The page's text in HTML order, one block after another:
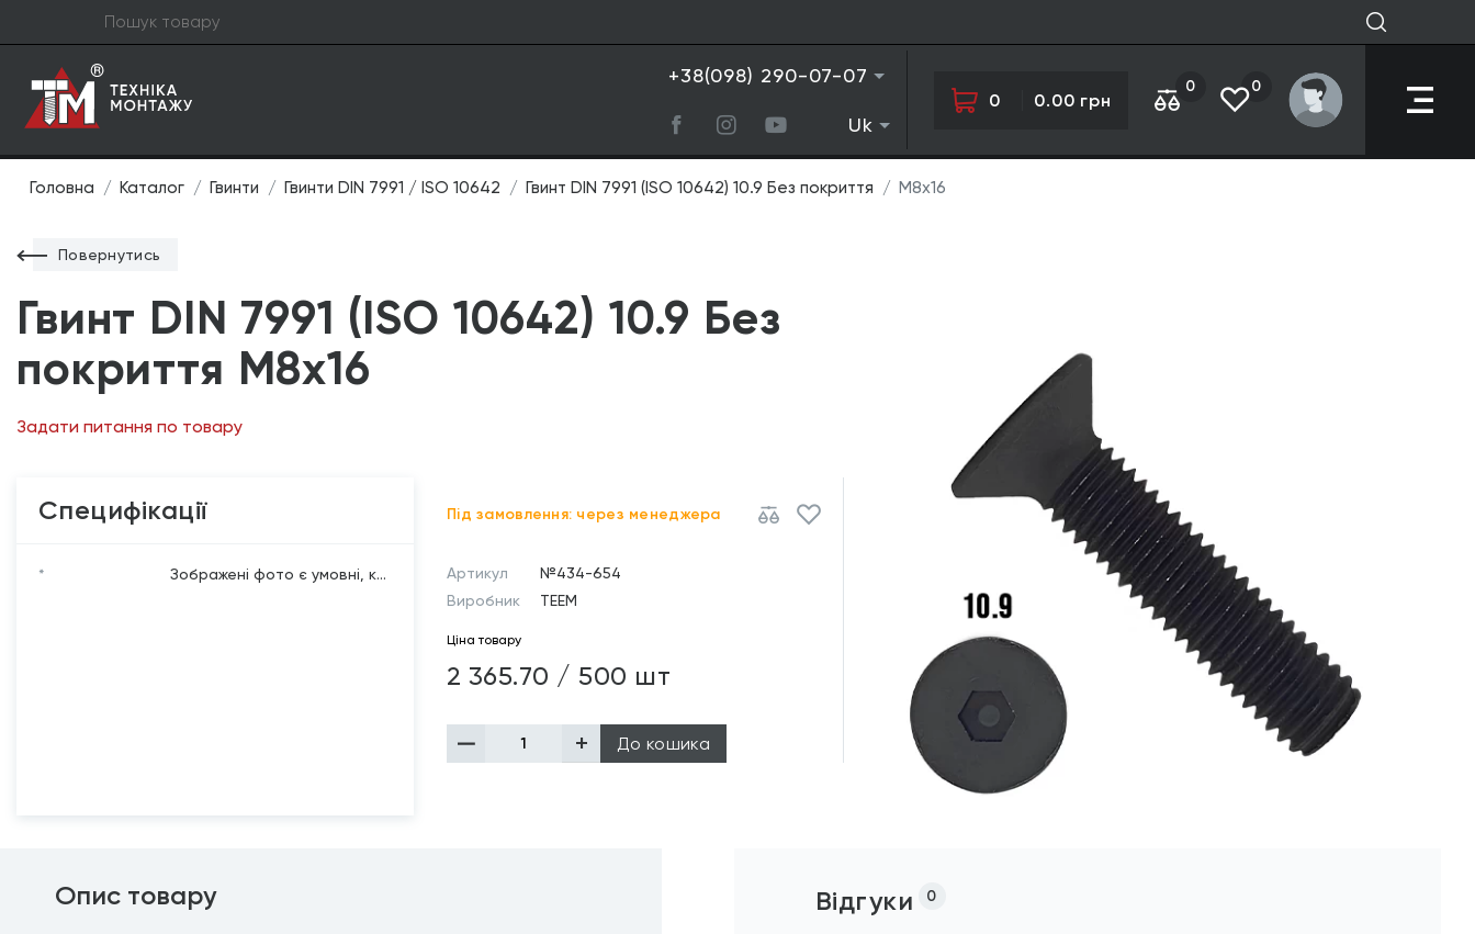
+38(098) 290-07-07
Uk
0 0.00 грн
0 0
Головна Каталог Гвинти Гвинти DIN 7991 / ISO 10642 Гвинт DIN 7991 (ISO 10642) 10.9 Без покриття М8х16
Повернутись
Гвинт DIN 7991 (ISO 10642) 10.9 Без
покриття М8х16
Задати питання по товару
Специфікації
* Зображені фото є умовні, к...
Під замовлення: через менеджера
Артикул
№434-654
Виробник
TEEM
Ціна товару
2 365.70 / 500 шт
До кошика
Опис товару Відгуки 0